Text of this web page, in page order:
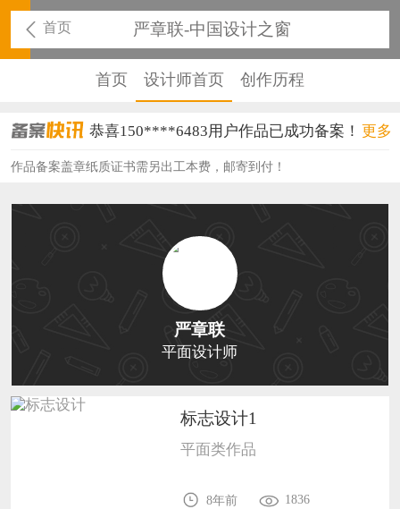
首页 严章联-中国设计之窗
首页 设计师首页 创作历程
恭喜150****6483用户作品已成功备案！
恭喜131****2473用户作品已成功备案！
恭喜159****4201用户作品已成功备案！
恭喜133****6466用户作品已成功备案！
恭喜131****1475用户作品已成功备案！
恭喜133****8874用户作品已成功备案！
恭喜138****8638用户作品已成功备案！
恭喜133****9020用户作品已成功备案！
恭喜136****9807用户作品已成功备案！
恭喜159****4930用户作品已成功备案！
更多
作品备案盖章纸质证书需另出工本费，邮寄到付！
严章联
平面设计师
标志设计1
平面类作品
8年前 1836